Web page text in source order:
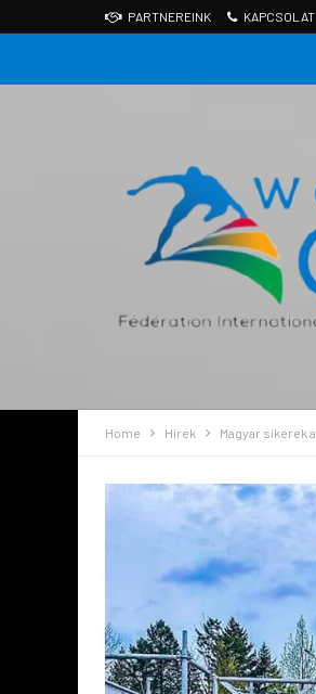
PARTNEREINK KAPCSOLAT
Home Hírek Magyar sikerek